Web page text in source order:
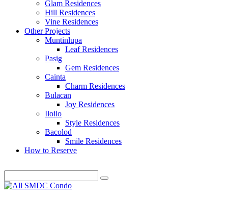
Glam Residences
Hill Residences
Vine Residences
Other Projects
Muntinlupa
Leaf Residences
Pasig
Gem Residences
Cainta
Charm Residences
Bulacan
Joy Residences
Iloilo
Style Residences
Bacolod
Smile Residences
How to Reserve